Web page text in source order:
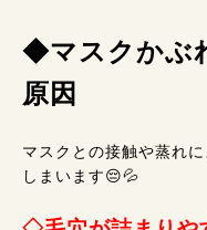
◆マスクかぶ
原因
マスクとの接触や蒸れ
しまいます😔💦